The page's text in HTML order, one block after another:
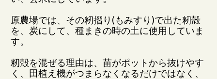
原農場では、その籾摺り(もみすり)で出た籾殻
を、炭にして、種まきの時の土に使用していま
す。
籾殻を混ぜる理由は、苗がポットから抜けやす
く、田植え機がつまらなくなるだけではなく、